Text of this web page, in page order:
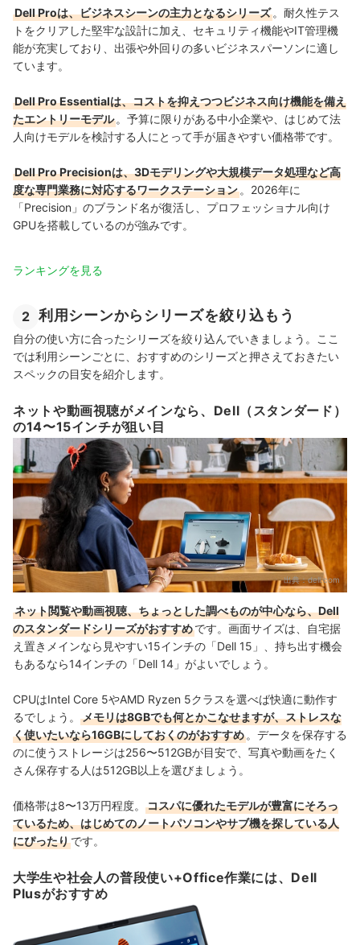
Dell Proは、ビジネスシーンの主力となるシリーズ 。耐久性テス
トをクリアした堅牢な設計に加え、セキュリティ機能やIT管理機
能が充実しており、出張や外回りの多いビジネスパーソンに適し
ています。
Dell Pro Essentialは、コストを抑えつつビジネス向け機能を備え
たエントリーモデル 。予算に限りがある中小企業や、はじめて法
人向けモデルを検討する人にとって手が届きやすい価格帯です。
Dell Pro Precisionは、3Dモデリングや大規模データ処理など高
度な専門業務に対応するワークステーション 。2026年に
「Precision」のブランド名が復活し、プロフェッショナル向け
GPUを搭載しているのが強みです。
ランキングを見る
2 利用シーンからシリーズを絞り込もう
自分の使い方に合ったシリーズを絞り込んでいきましょう。ここ
では利用シーンごとに、おすすめのシリーズと押さえておきたい
スペックの目安を紹介します。
ネットや動画視聴がメインなら、Dell（スタンダード）
の14〜15インチが狙い目
出典：dell.com
ネット閲覧や動画視聴、ちょっとした調べものが中心なら、Dell
のスタンダードシリーズがおすすめです。画面サイズは、自宅据
え置きメインなら見やすい15インチの「Dell 15」、持ち出す機会
もあるなら14インチの「Dell 14」がよいでしょう。
CPUはIntel Core 5やAMD Ryzen 5クラスを選べば快適に動作す
るでしょう。
メモリは8GBでも何とかこなせますが、ストレスな
く使いたいなら16GBにしておくのがおすすめ 。データを保存する
のに使うストレージは256〜512GBが目安で、写真や動画をたく
さん保存する人は512GB以上を選びましょう。
価格帯は8〜13万円程度。
コスパに優れたモデルが豊富にそろっ
ているため、はじめてのノートパソコンやサブ機を探している人
にぴったりです。
大学生や社会人の普段使い+Office作業には、Dell
Plusがおすすめ